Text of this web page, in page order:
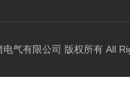
气有限公司 版权所有 All